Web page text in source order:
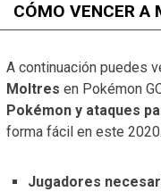
CÓMO VENCER A
A continuación puedes
Moltres en Pokémon
Pokémon y ataques
forma fácil en este 2020.
Jugadores